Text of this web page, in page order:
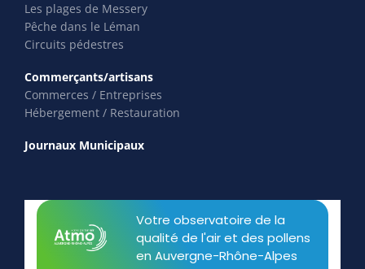
Les plages de Messery
Pêche dans le Léman
Circuits pédestres
Commerçants/artisans
Commerces / Entreprises
Hébergement / Restauration
Journaux Municipaux